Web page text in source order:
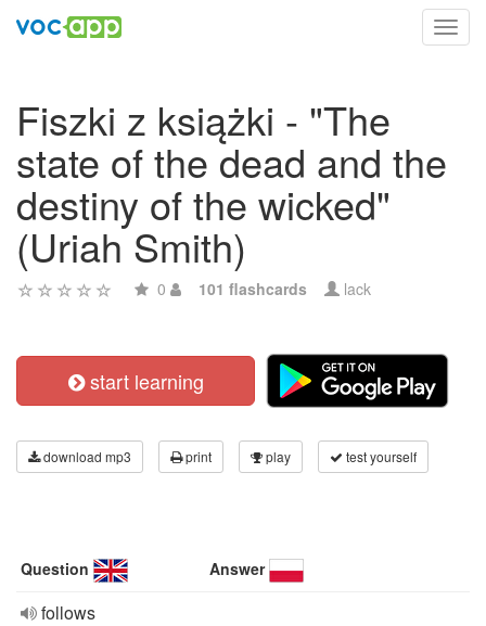
Fiszki z książki - "The
state of the dead and the
destiny of the wicked"
(Uriah Smith)
0 101 flashcards lack
start learning
download mp3 print play test yourself
Question Answer
follows